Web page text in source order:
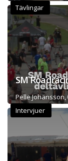
Tävlingar
SM
Pelle Johansson,
Intervjuer